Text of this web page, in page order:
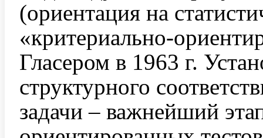
(ориентация на
«критериально-
Гласером в 1963 г.
структурного
задачи – важнейший